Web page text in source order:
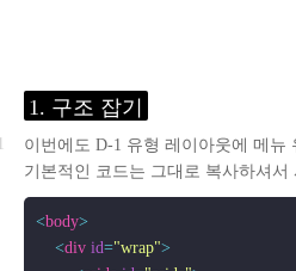
1. 구조 잡기
이번에도 D-1 유형 레이아웃에 메뉴
기본적인 코드는 그대로 복사하셔서
<body>
<div id="wrap">